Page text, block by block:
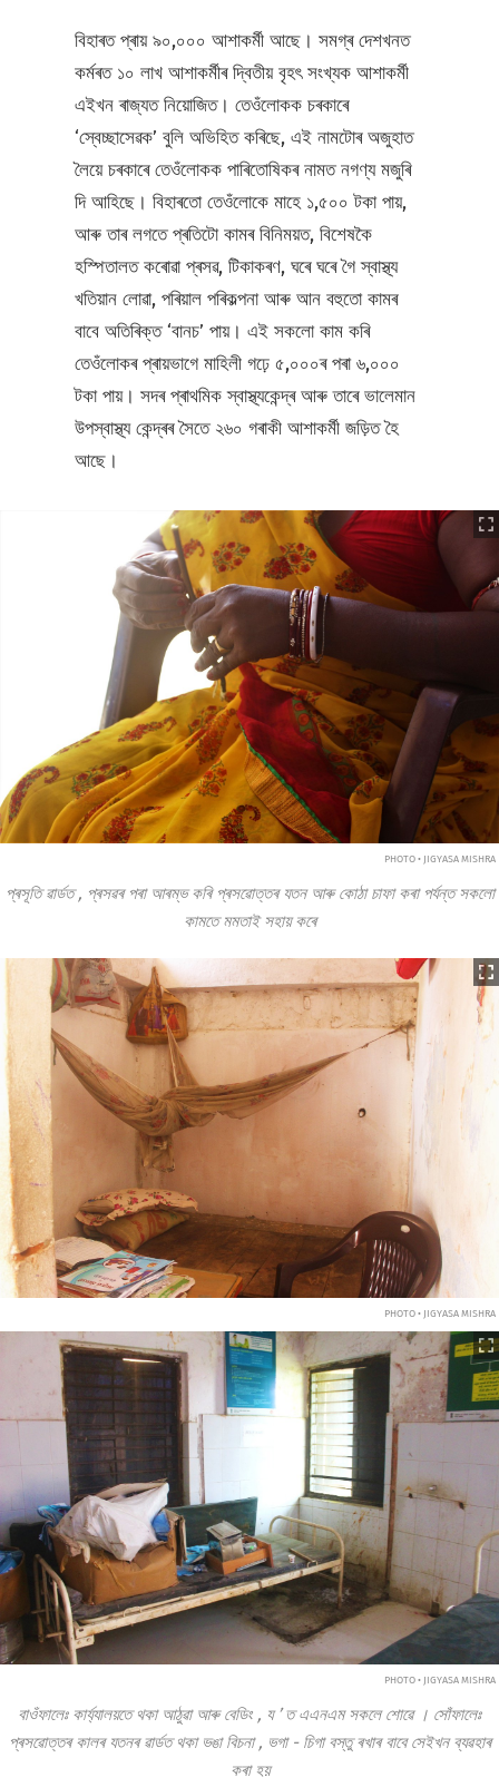
PHOTO • JIGYASA MISHRA
প্ৰসূতিৱাৰ্ডত, প্ৰসৱৰ পৰা আৰম্ভ কৰি প্ৰসৱোত্তৰ যতন আৰু কোঠা চাফা কৰা পৰ্যন্ত সকলো
কামতে মমতাই সহায় কৰে
বিহাৰত প্ৰায় ৯০,০০০ আশাকৰ্মী আছে। সমগ্ৰ দেশখনত
কৰ্মৰত ১০ লাখ আশাকৰ্মীৰ দ্বিতীয় বৃহৎ সংখ্যক আশাকৰ্মী
এইখন ৰাজ্যত নিয়োজিত। তেওঁলোকক চৰকাৰে
‘স্বেচ্ছাসেৱক’ বুলি অভিহিত কৰিছে, এই নামটোৰ অজুহাত
লৈয়ে চৰকাৰে তেওঁলোকক পাৰিতোষিকৰ নামত নগণ্য মজুৰি
দি আহিছে। বিহাৰতো তেওঁলোকে মাহে ১,৫০০ টকা পায়,
আৰু তাৰ লগতে প্ৰতিটো কামৰ বিনিময়ত, বিশেষকৈ
হস্পিতালত কৰোৱা প্ৰসৱ, টিকাকৰণ, ঘৰে ঘৰে গৈ স্বাস্থ্য
খতিয়ান লোৱা, পৰিয়াল পৰিকল্পনা আৰু আন বহুতো কামৰ
বাবে অতিৰিক্ত ‘বানচ’ পায়। এই সকলো কাম কৰি
তেওঁলোকৰ প্ৰায়ভাগে মাহিলী গঢ়ে ৫,০০০ৰ পৰা ৬,০০০
টকা পায়। সদৰ প্ৰাথমিক স্বাস্থ্যকেন্দ্ৰ আৰু তাৰে ভালেমান
উপস্বাস্থ্য কেন্দ্ৰৰ সৈতে ২৬০ গৰাকী আশাকৰ্মী জড়িত হৈ
আছে।
PHOTO • JIGYASA MISHRA
PHOTO • JIGYASA MISHRA
বাওঁফালেঃ কাৰ্য্যালয়তে থকা আঠুৱা আৰু বেডিং , য’তএএনএম সকলে শোৱে । সোঁফালেঃ
প্ৰসৱোত্তৰ কালৰ যতনৰ ৱাৰ্ডত থকা ভঙা বিচনা, ভগা - চিগাবস্তু ৰখাৰ বাবে সেইখন ব্যৱহাৰ
কৰা হয়